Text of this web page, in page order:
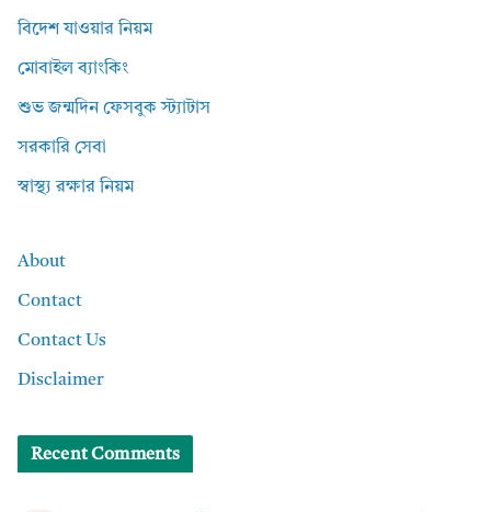
বিদেশ যাওয়ার নিয়ম
মোবাইল ব্যাংকিং
শুভ জন্মদিন ফেসবুক স্ট্যাটাস
সরকারি সেবা
স্বাস্থ্য রক্ষার নিয়ম
About
Contact
Contact Us
Disclaimer
Recent Comments